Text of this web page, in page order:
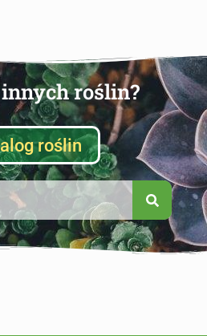
roślin?
roślin